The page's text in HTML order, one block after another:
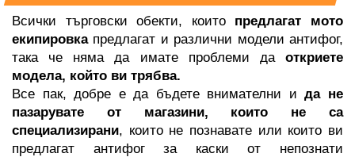
Всички търговски обекти, които предлагат мото
екипировка предлагат и различни модели антифог,
така че няма да имате проблеми да откриете
модела, който ви трябва.
Все пак, добре е да бъдете внимателни и да не
пазарувате от магазини, които не са
специализирани, които не познавате или които ви
предлагат антифог за каски от непознати